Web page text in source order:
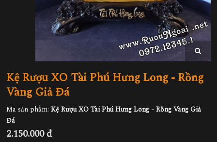
Kệ Rượu XO Tài Phú Hưng Long - Rồng
Vàng Giả Đá
Mã sản phẩm: Kệ Rượu XO Tài Phú Hưng Long - Rồng Vàng Giả
Đá
2.150.000 đ